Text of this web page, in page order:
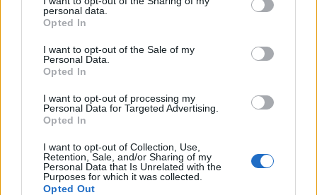
personal data.
Opted In
I want to opt-out of the Sale of my
Personal Data.
Opted In
I want to opt-out of processing my
Personal Data for Targeted Advertising.
Opted In
I want to opt-out of Collection, Use,
Retention, Sale, and/or Sharing of my
Personal Data that Is Unrelated with the
Purposes for which it was collected.
Opted Out
Sutrikimo periodas